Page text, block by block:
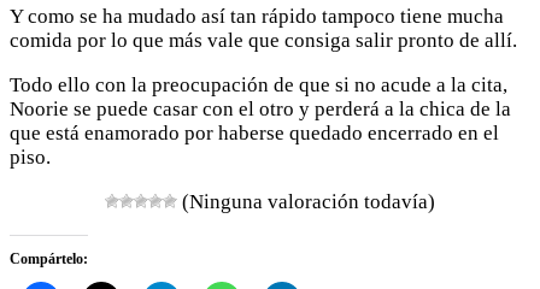
Y como se ha mudado así tan rápido tampoco tiene mucha
comida por lo que más vale que consiga salir pronto de allí.
Todo ello con la preocupación de que si no acude a la cita,
Noorie se puede casar con el otro y perderá a la chica de la
que está enamorado por haberse quedado encerrado en el
piso.
(Ninguna valoración todavía)
Compártelo: